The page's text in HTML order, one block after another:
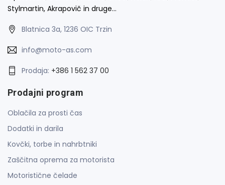
Stylmartin, Akrapovič in druge…
Blatnica 3a, 1236 OIC Trzin
info@moto-as.com
Prodaja: +386 1 562 37 00
Prodajni program
Oblačila za prosti čas
Dodatki in darila
Kovčki, torbe in nahrbtniki
Zaščitna oprema za motorista
Motoristične čelade